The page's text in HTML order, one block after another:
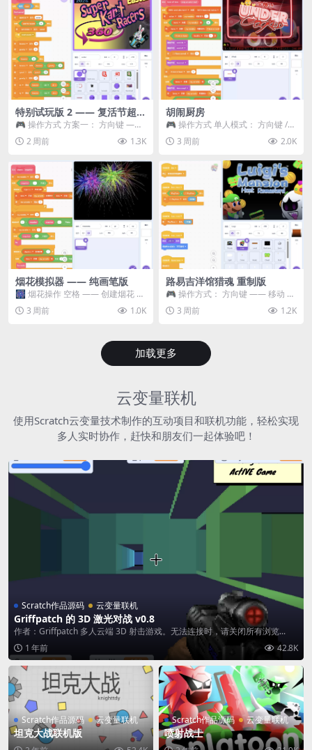
特别试玩版 2 —— 复活节超级
卡丁车赛
🎮 操作方式 方案一： 方向键 ——
移动 Z —— 跳跃 / 漂移 方案二： ...
2 周前 1.3K
胡闹厨房
🎮 操作方式 单人模式： 方向键 /
WASD —— 移动 Z / K —— 抓...
3 周前 2.0K
烟花模拟器 —— 纯画笔版
🎆 烟花操作 空格 —— 创建烟花 1
~ 3 —— 切换烟花类型 普通烟花
嘶...3 周前 1.0K
路易吉洋馆猎魂 重制版
🎮 操作方式： 方向键 —— 移动 &
跳跃 空格 —— 打开宝箱 将你...
3 周前 1.2K
加载更多
云变量联机
使用Scratch云变量技术制作的互动项目和联机功能，轻松实现
多人实时协作，赶快和朋友们一起体验吧！
Scratch作品源码 云变量联机
Griffpatch 的 3D 激光对战 v0.8
作者：Griffpatch 多人云端 3D 射击游戏。无法连接时，请关闭所有浏览...
1 年前
42.8K
Scratch作品源码 云变量联机
坦克大战联机版
Scratch作品源码 云变量联机
喷射战士